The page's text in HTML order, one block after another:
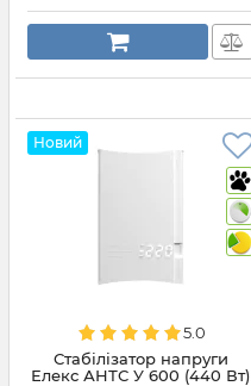
Новий
5.0
Стабілізатор напруги
Елекс АНТС У 600 (440 Вт)